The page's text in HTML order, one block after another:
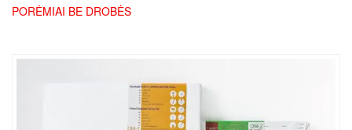
PORĖMIAI BE DROBĖS